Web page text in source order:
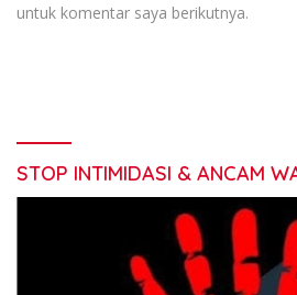
untuk komentar saya berikutnya.
STOP INTIMIDASI & ANCAM